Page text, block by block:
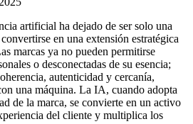
artificial ha dejado de ser solo una
en una extensión estratégica
marcas ya no pueden permitirse
o desconectadas de su esencia;
autenticidad y cercanía,
una máquina. La IA, cuando adopta
de la marca, se convierte en un activo
del cliente y multiplica los